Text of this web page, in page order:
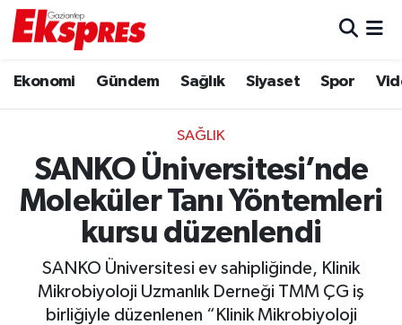
Ekonomi Gündem Sağlık Siyaset Spor
SAĞLIK
SANKO Üniversitesi’nde
Moleküler Tanı Yöntemleri
kursu düzenlendi
SANKO Üniversitesi ev sahipliğinde, Klinik
Mikrobiyoloji Uzmanlık Derneği TMM ÇG iş
birliğiyle düzenlenen “Klinik Mikrobiyoloji
Ekonomi
Gaziantep son dakika
Genel
Haberler
Trafik Durumu
Puan Durumu ve Fikstür
Tüm Manşetler
Haber Arşivi